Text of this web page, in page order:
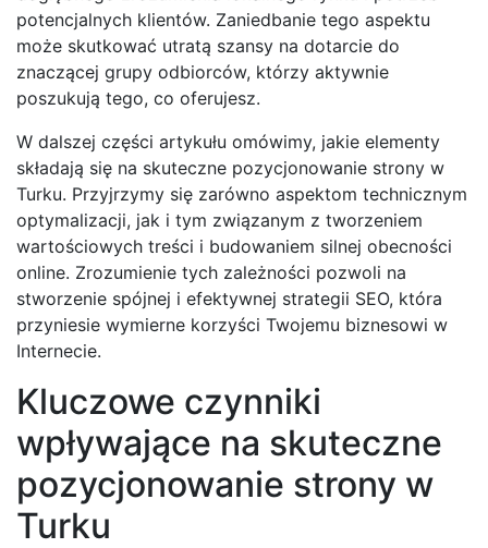
potencjalnych klientów. Zaniedbanie tego aspektu
może skutkować utratą szansy na dotarcie do
znaczącej grupy odbiorców, którzy aktywnie
poszukują tego, co oferujesz.
W dalszej części artykułu omówimy, jakie elementy
składają się na skuteczne pozycjonowanie strony w
Turku. Przyjrzymy się zarówno aspektom technicznym
optymalizacji, jak i tym związanym z tworzeniem
wartościowych treści i budowaniem silnej obecności
online. Zrozumienie tych zależności pozwoli na
stworzenie spójnej i efektywnej strategii SEO, która
przyniesie wymierne korzyści Twojemu biznesowi w
Internecie.
Kluczowe czynniki
wpływające na skuteczne
pozycjonowanie strony w
Turku